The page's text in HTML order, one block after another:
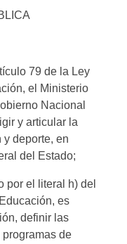
79 de la Ley
el Ministerio
Nacional
y articular la
deporte, en
del Estado;
por el literal h) del
es
definir las
de